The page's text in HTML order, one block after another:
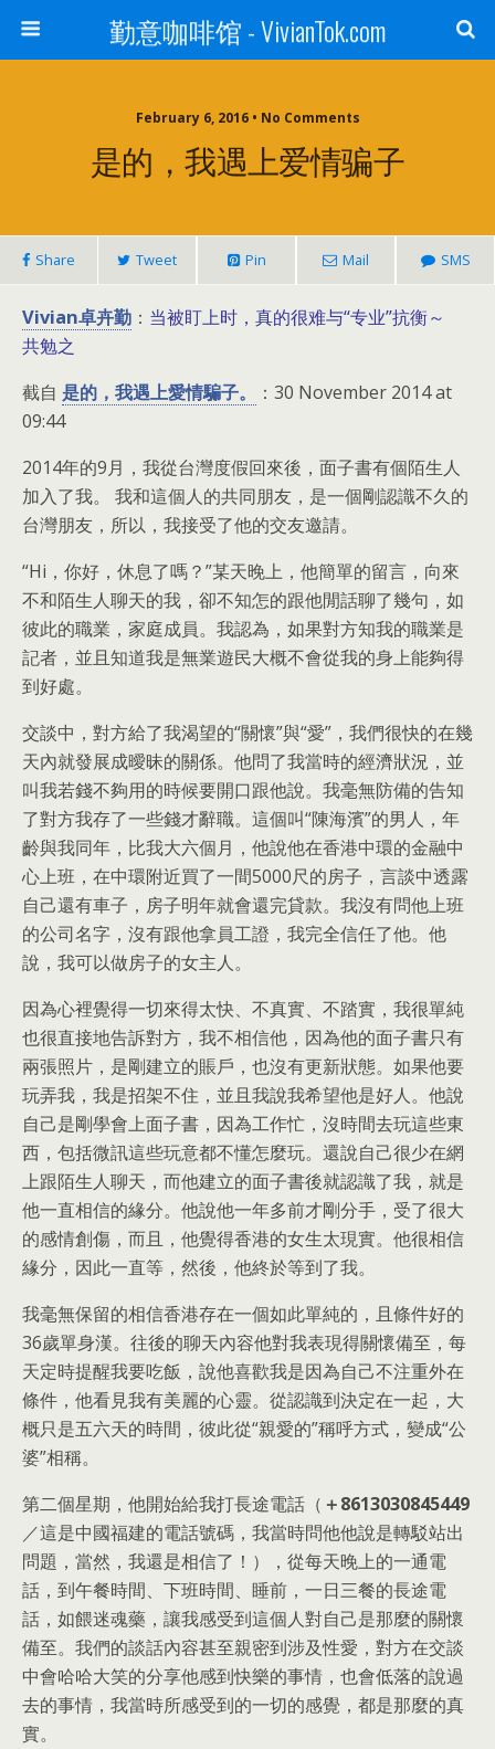
勤意咖啡馆 - VivianTok.com
February 6, 2016 • No Comments
是的，我遇上爱情骗子
Share Tweet Pin Mail SMS
Vivian卓卉勤 ： 当被盯上时，真的很难与“专业”抗衡～
共勉之
截自 是的，我遇上愛情騙子。
：30 November 2014 at
09:44
2014年的9月，我從台灣度假回來後，面子書有個陌生人
加入了我。 我和這個人的共同朋友，是一個剛認識不久的
台灣朋友，所以，我接受了他的交友邀請。
“Hi，你好，休息了嗎？”某天晚上，他簡單的留言，向來
不和陌生人聊天的我，卻不知怎的跟他閒話聊了幾句，如
彼此的職業，家庭成員。我認為，如果對方知我的職業是
記者，並且知道我是無業遊民大概不會從我的身上能夠得
到好處。
交談中，對方給了我渴望的“關懷”與“愛”，我們很快的在幾
天內就發展成曖昧的關係。他問了我當時的經濟狀況，並
叫我若錢不夠用的時候要開口跟他說。我毫無防備的告知
了對方我存了一些錢才辭職。這個叫“陳海濱”的男人，年
齡與我同年，比我大六個月，他說他在香港中環的金融中
心上班，在中環附近買了一間5000尺的房子，言談中透露
自己還有車子，房子明年就會還完貸款。我沒有問他上班
的公司名字，沒有跟他拿員工證，我完全信任了他。他
說，我可以做房子的女主人。
因為心裡覺得一切來得太快、不真實、不踏實，我很單純
也很直接地告訴對方，我不相信他，因為他的面子書只有
兩張照片，是剛建立的賬戶，也沒有更新狀態。如果他要
玩弄我，我是招架不住，並且我說我希望他是好人。他說
自己是剛學會上面子書，因為工作忙，沒時間去玩這些東
西，包括微訊這些玩意都不懂怎麼玩。還說自己很少在網
上跟陌生人聊天，而他建立的面子書後就認識了我，就是
他一直相信的緣分。他說他一年多前才剛分手，受了很大
的感情創傷，而且，他覺得香港的女生太現實。他很相信
緣分，因此一直等，然後，他終於等到了我。
我毫無保留的相信香港存在一個如此單純的，且條件好的
36歲單身漢。往後的聊天內容他對我表現得關懷備至，每
天定時提醒我要吃飯，說他喜歡我是因為自己不注重外在
條件，他看見我有美麗的心靈。從認識到決定在一起，大
概只是五六天的時間，彼此從“親愛的”稱呼方式，變成“公
婆”相稱。
第二個星期，他開始給我打長途電話（ ＋8613030845449
／這是中國福建的電話號碼，我當時問他他說是轉駁站出
問題，當然，我還是相信了！），從每天晚上的一通電
話，到午餐時間、下班時間、睡前，一日三餐的長途電
話，如餵迷魂藥，讓我感受到這個人對自己是那麼的關懷
備至。我們的談話內容甚至親密到涉及性愛，對方在交談
中會哈哈大笑的分享他感到快樂的事情，也會低落的說過
去的事情，我當時所感受到的一切的感覺，都是那麼的真
實。